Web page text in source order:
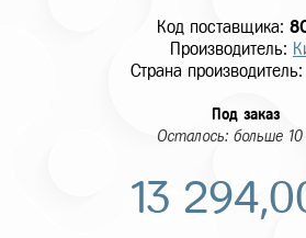
Код поставщика:
Производитель:
Страна
Под заказ
Осталось: больше
13